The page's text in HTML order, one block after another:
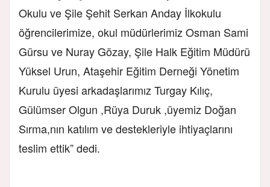
Okulu ve Şile Şehit Serkan Anday İlkokulu
öğrencilerimize, okul müdürlerimiz Osman Sami
Gürsu ve Nuray Gözay, Şile Halk Eğitim Müdürü
Yüksel Urun, Ataşehir Eğitim Derneği Yönetim
Kurulu üyesi arkadaşlarımız Turgay Kılıç,
Gülümser Olgun ,Rüya Duruk ,üyemiz Doğan
Sırma,nın katılım ve destekleriyle ihtiyaçlarını
teslim ettik” dedi.